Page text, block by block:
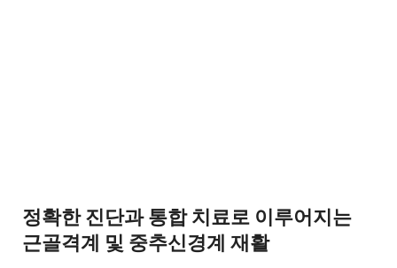
정확한 진단과 통합 치료로 이루어지는
근골격계 및 중추신경계 재활